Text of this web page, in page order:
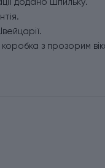
з прозорим